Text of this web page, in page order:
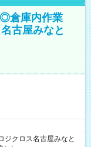
倉庫内作業
古屋みなと
ジクロス名古屋みなと